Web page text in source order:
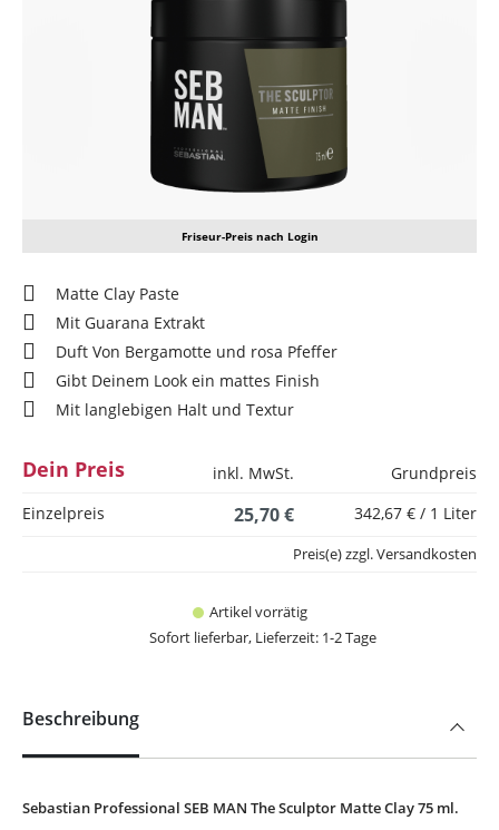
Friseur-Preis nach Login
Matte Clay Paste
Mit Guarana Extrakt
Duft Von Bergamotte und rosa Pfeffer
Gibt Deinem Look ein mattes Finish
Mit langlebigen Halt und Textur
Dein Preis inkl. MwSt.
Grundpreis
Einzelpreis
25,70 € 342,67 € / 1 Liter
Artikel vorrätig
Sofort lieferbar, Lieferzeit: 1-2 Tage
Preis(e) zzgl. Versandkosten
Beschreibung
Sebastian Professional SEB MAN The Sculptor Matte Clay 75 ml.